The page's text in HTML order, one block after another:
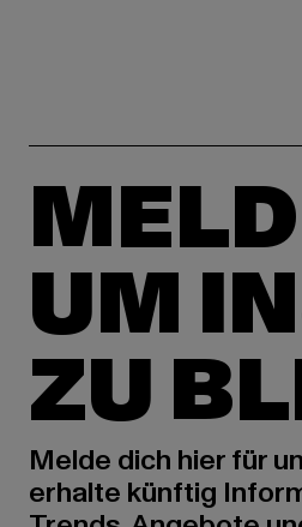
UM
ZU
Melde dich hier für
erhalte künftig